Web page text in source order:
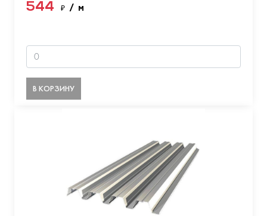
544 ₽ / м
В КОРЗИНУ